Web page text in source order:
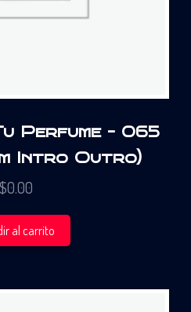
Perfume – 065
Intro Outro)
$0.00
al carrito